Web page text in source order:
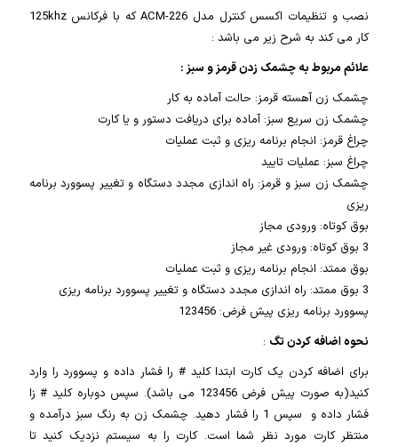
نصب و تنظیمات اکسس کنترل مدل ACM-226 که با فرکانس 125khz
کار می کند به شرح زیر می باشد :
علائم مربوط به چشمک زدن قرمز و سبز :
چشمک زن آهسته قرمز: حالت آماده به کار
چشمک زن سریع سبز: آماده برای دریافت دستور و یا کارت
چراغ قرمز: انجام برنامه ریزی و ثبت عملیات
چراغ سبز: عملیات تایید
چشمک زن سبز و قرمز: راه اندازی مجدد دستگاه و تغییر پسوورد برنامه
ریزی
بوق کوتاه: ورودی مجاز
3 بوق کوتاه: ورودی غیر مجاز
بوق ممتد: انجام برنامه ریزی و ثبت عملیات
3 بوق ممتد: راه اندازی مجدد دستگاه و تغییر پسوورد برنامه ریزی
پسوورد برنامه ریزی پیش فرض: 123456
نحوه اضافه کردن تگ :
برای اضافه کردن یک کارت ابتدا کلید # را فشار داده و پسوورد را وارد
کنید(به صورت پیش فرض 123456 می باشد). سپس دوباره کلید # زا
فشار داده و سپس 1 را فشار دهید. چشمک زن به رنگ سبز درآمده و
منتظر کارت مورد نظر شما است. کارت را به سیستم نزدیک کنید تا